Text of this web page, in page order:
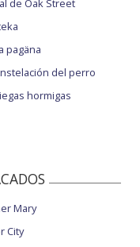
de Oak Street
pagäna
del perro
hormigas
Mary
City